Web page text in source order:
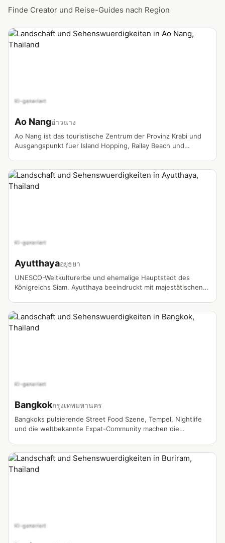
Finde Creator und Reise-Guides nach Region
KI-generiert
Ao Nangอ่าวนาง
Ao Nang ist das touristische Zentrum der Provinz Krabi und
Ausgangspunkt fuer Island Hopping, Railay Beach und
zum Vlogger-Magneten.
KI-generiert
Ayutthayaอยุธยา
UNESCO-Weltkulturerbe und ehemalige Hauptstadt des
Königreichs Siam. Ayutthaya beeindruckt mit majestätischen
Ruinenstadt am Zusammenfluss dreier Flüsse zählt zu den
bedeutendsten archäologischen Stätten Südostasiens.
KI-generiert
Bangkokกรุงเทพมหานคร
Bangkoks pulsierende Street Food Szene, Tempel, Nightlife
und die weltbekannte Expat-Community machen die
KI-generiert